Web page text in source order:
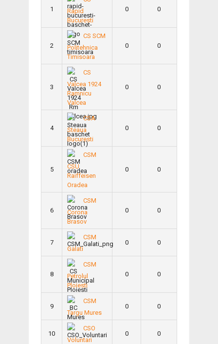
1
Rapid
Bucuresti
0 0
2
CS SCM
Politehnica
Timisoara
0 0
3
CS
Valcea 1924
Ramnicu
Valcea
0 0
4
CSA
Steaua
Bucuresti
0 0
5
CSM
CSU
Raiffeisen
Oradea
0 0
6
CSM
Corona
Brasov
0 0
7
CSM
Galati
0 0
8
CSM
Petrolul
Ploiesti
0 0
9
CSM
Targu Mures
0 0
10
CSO
Voluntari
0 0